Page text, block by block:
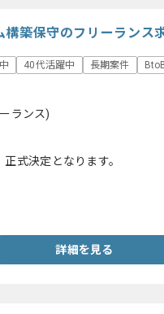
構築保守のフリーランス
40代活躍中 長期案件
ランス)
式決定となります。
詳細を見る